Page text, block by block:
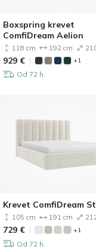
Boxspring krevet
ComfiDream Aelion
118 cm 192 cm
929 € +1
Od 72 h.
Krevet ComfiDream
105 cm 191 cm
729 € +1
Od 72 h.